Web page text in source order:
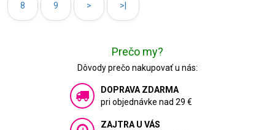
8 9 > >|
Prečo my?
Dôvody prečo nakupovať u nás:
DOPRAVA ZDARMA
pri objednávke nad 29 €
ZAJTRA U VÁS